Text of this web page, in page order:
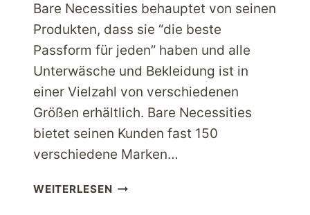
Bare Necessities behauptet von seinen
Produkten, dass sie “die beste
Passform für jeden” haben und alle
Unterwäsche und Bekleidung ist in
einer Vielzahl von verschiedenen
Größen erhältlich. Bare Necessities
bietet seinen Kunden fast 150
verschiedene Marken…
WEITERLESENWERDEN